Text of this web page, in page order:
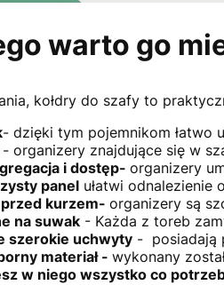
warto go
kołdry do szafy to
- dzięki tym pojemnikom łatwo
organizery znajdujące się w
i dostęp- organizery
panelułatwi odnalezienie
kurzem- organizery są
na suwak- Każda z toreb
szerokie uchwyty- posiadają
materiał - wykonany
w niego wszystko co